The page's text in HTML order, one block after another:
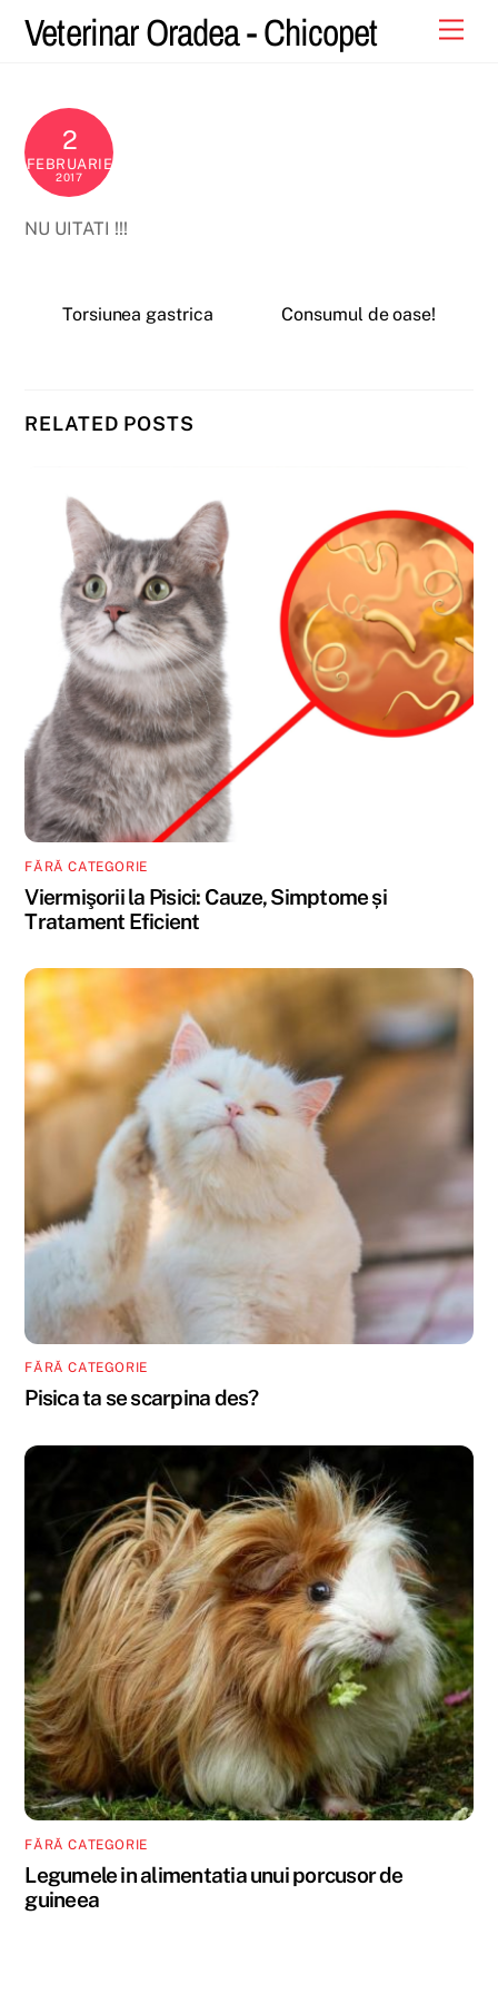
Veterinar Oradea - Chicopet
2
FEBRUARIE
2017
NU UITATI !!!
Torsiunea gastrica Consumul de oase!
RELATED POSTS
FĂRĂ CATEGORIE
Viermişorii la Pisici: Cauze, Simptome și
Tratament Eficient
FĂRĂ CATEGORIE
Pisica ta se scarpina des?
FĂRĂ CATEGORIE
Legumele in alimentatia unui porcusor de
guineea